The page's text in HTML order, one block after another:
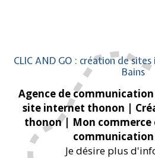
CLIC AND GO : création de
Bains
Agence de
site internet thonon |
thonon| Mon commerce
Je désire plus